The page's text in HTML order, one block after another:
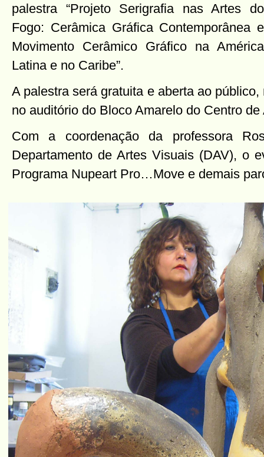
palestra “Projeto Serigrafia nas Artes do
Fogo: Cerâmica Gráfica Contemporânea e
Movimento Cerâmico Gráfico na América
Latina e no Caribe”.
A palestra será gratuita e aberta ao
no auditório do Bloco Amarelo do Centro
Com a coordenação da professora
Departamento de Artes Visuais (DAV), o
Programa Nupeart Pro…Move e demais